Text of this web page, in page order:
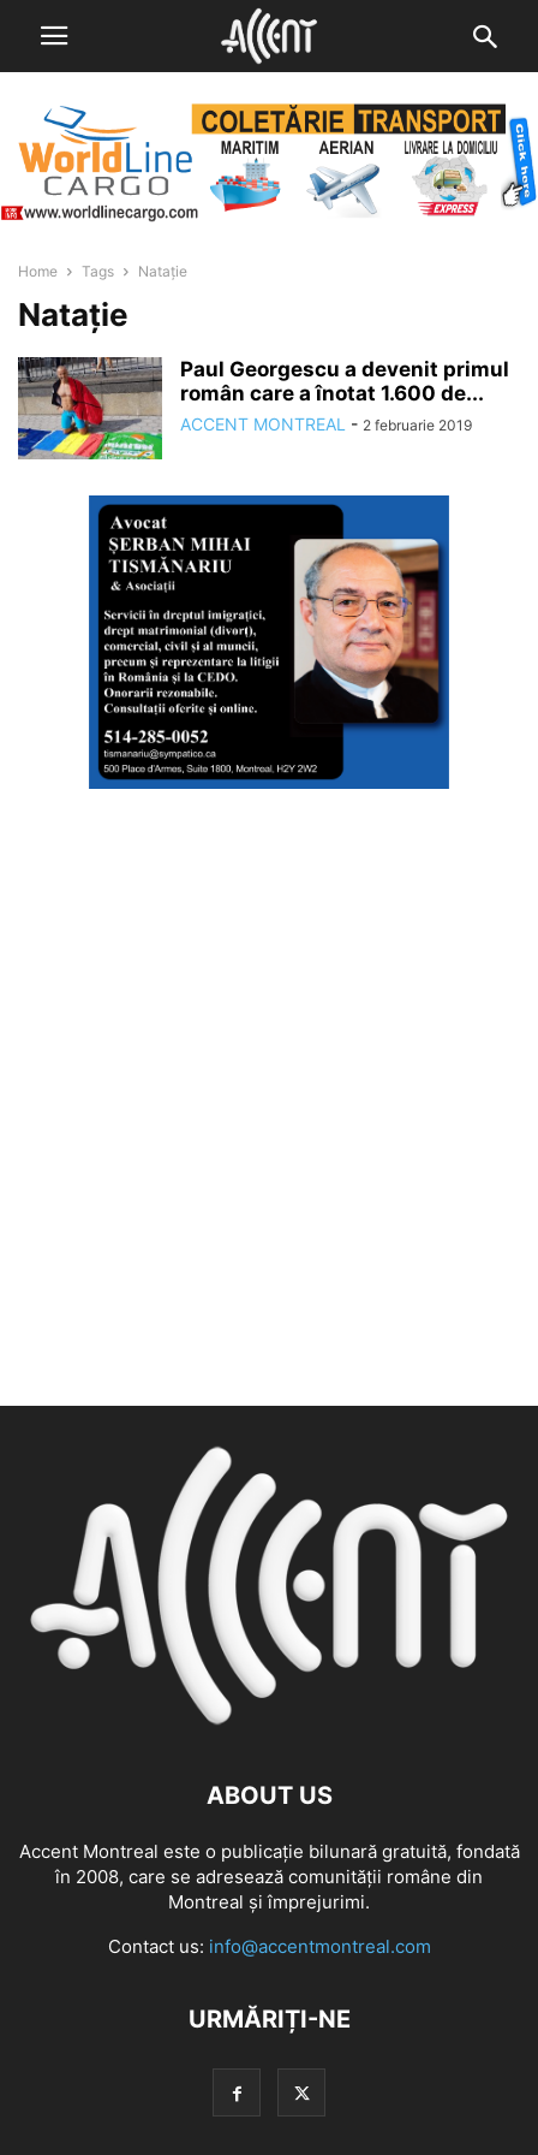
Home Tags Natație
Natație
Paul Georgescu a devenit primul
român care a înotat 1.600 de...
ACCENT MONTREAL - 2 februarie 2019
ABOUT US
Accent Montreal este o publicație bilunară gratuită, fondată
în 2008, care se adresează comunităţii române din
Montreal şi împrejurimi.
Contact us: info@accentmontreal.com
URMĂRIȚI-NE